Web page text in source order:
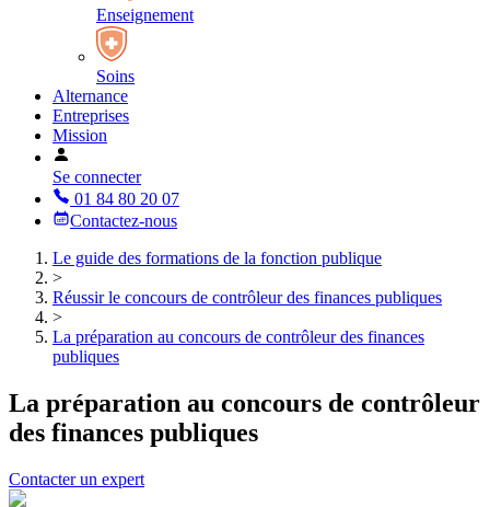
Enseignement
Soins
Alternance
Entreprises
Mission
Se connecter
01 84 80 20 07
Contactez-nous
Le guide des formations de la fonction publique
>
Réussir le concours de contrôleur des finances publiques
>
La préparation au concours de contrôleur des finances
publiques
La préparation au concours de contrôleur
des finances publiques
Contacter un expert